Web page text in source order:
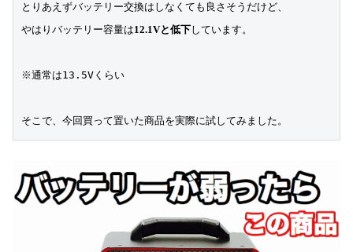
とりあえずバッテリー交換はしなくても良さそうだけど、
やはりバッテリー容量は12.1Vと低下しています。
※通常は13.5Vくらい
そこで、今回買って置いた商品を実際に試してみました。